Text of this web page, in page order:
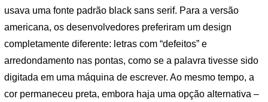
usava uma fonte padrão black sans serif. Para a versão
americana, os desenvolvedores preferiram um design
completamente diferente: letras com “defeitos” e
arredondamento nas pontas, como se a palavra tivesse sido
digitada em uma máquina de escrever. Ao mesmo tempo, a
cor permaneceu preta, embora haja uma opção alternativa –